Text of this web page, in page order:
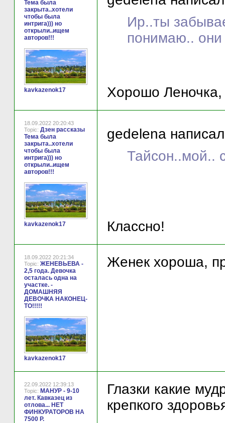
Тема была
закрыта..хотели
чтобы была
интрига))) но
открыли..ищем
авторов!!!
kavkazenok17
Ир..ты
понимаю..
Хорошо Леночка,
18.09.2022 20:20:43
Topic: Дзен рассказы
Тема была
закрыта..хотели
чтобы была
интрига))) но
открыли..ищем
авторов!!!
kavkazenok17
gedelena
Тайсон..мой..
Классно!
18.09.2022 20:21:34
Topic: ЖЕНЕВЬЕВА -
2,5 года. Девочка
осталась одна на
участке. -
ДОМАШНЯЯ
ДЕВОЧКА НАКОНЕЦ-
ТО!!!!!
kavkazenok17
Женек хороша,
22.09.2022 12:39:13
Topic: МАНУР - 9-10
лет. Кавказец из
отлова... НЕТ
ФИНКУРАТОРОВ НА
7500 Р.
Глазки какие
крепкого